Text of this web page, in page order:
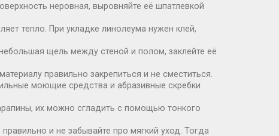
неровная, выровняйте её шпатлевкой
тепло. При укладке линолеума нужен клей,
щель между стеной и полом, заклейте её
правильно закрепиться и не сместиться.
моющие средства и абразивные скребки
их можно сгладить с помощью тонкого
и не забывайте про мягкий уход. Тогда